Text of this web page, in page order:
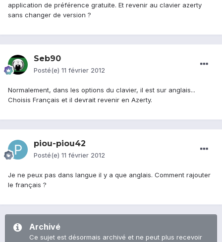
application de préférence gratuite. Et revenir au clavier azerty
sans changer de version ?
Seb90
Posté(e) 11 février 2012
Normalement, dans les options du clavier, il est sur anglais...
Choisis Français et il devrait revenir en Azerty.
piou-piou42
Posté(e) 11 février 2012
Je ne peux pas dans langue il y a que anglais. Comment rajouter
le français ?
Archivé
Ce sujet est désormais archivé et ne peut plus recevoir